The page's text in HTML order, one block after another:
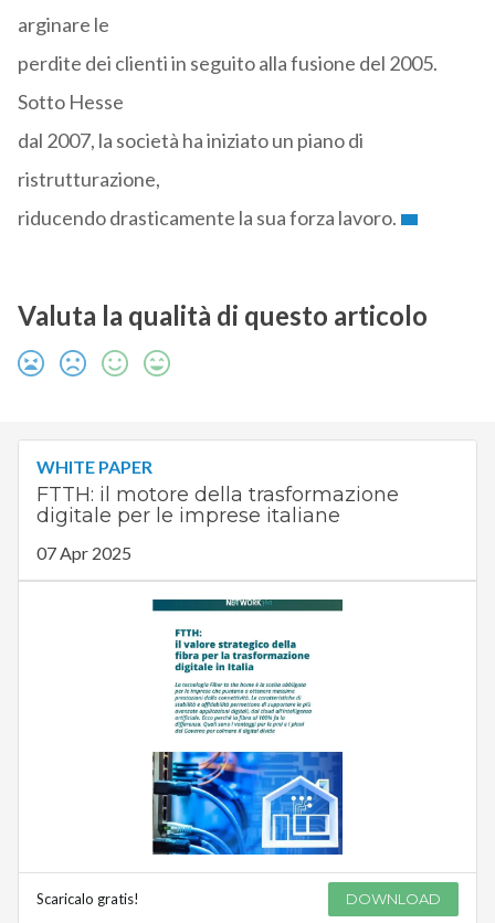
arginare le
perdite dei clienti in seguito alla fusione del 2005.
Sotto Hesse
dal 2007, la società ha iniziato un piano di
ristrutturazione,
riducendo drasticamente la sua forza lavoro.
Valuta la qualità di questo articolo
WHITE PAPER
FTTH: il motore della trasformazione
digitale per le imprese italiane
07 Apr 2025
Scaricalo gratis! DOWNLOAD